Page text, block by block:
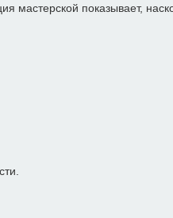
мастерской показывает,